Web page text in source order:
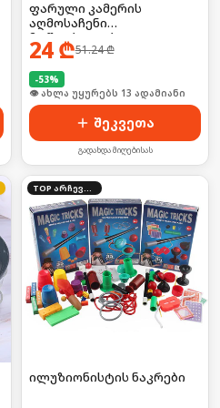
ფარული კამერის
აღმოსაჩენი
მოწყობილობა
24₾51.24₾
-53%
🛒 ბოლო 24სთ-ში იყიდა 19-მა
შეკვეთა
გადახდა მიღებისას
TOP არჩევანი
ილუზიონისტის ნაკრები